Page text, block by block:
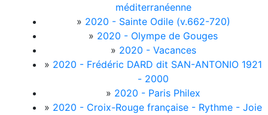
méditerranéenne
» 2020 - Sainte Odile (v.662-720)
» 2020 - Olympe de Gouges
» 2020 - Vacances
» 2020 - Frédéric DARD dit SAN-ANTONIO 1921
- 2000
» 2020 - Paris Philex
» 2020 - Croix-Rouge française - Rythme - Joie